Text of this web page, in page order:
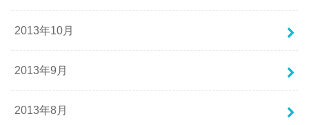
2013年10月
2013年9月
2013年8月